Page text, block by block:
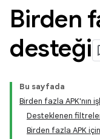
Birden
desteği
Bu sayfada
Birden fazla APK'nın
Desteklenen
Birden fazla APK